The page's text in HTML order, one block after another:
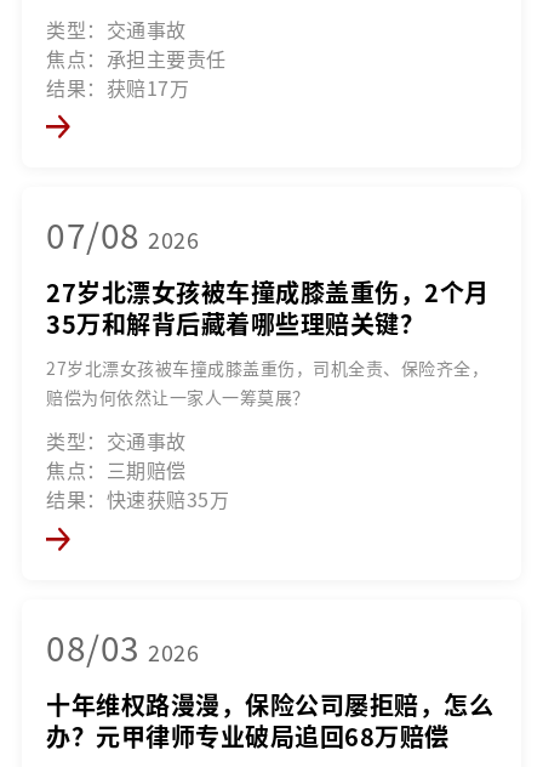
类型：交通事故
焦点：承担主要责任
结果：获赔17万
07/08 2026
27岁北漂女孩被车撞成膝盖重伤，2个月
35万和解背后藏着哪些理赔关键？
27岁北漂女孩被车撞成膝盖重伤，司机全责、保险齐全，
赔偿为何依然让一家人一筹莫展？
类型：交通事故
焦点：三期赔偿
结果：快速获赔35万
08/03 2026
十年维权路漫漫，保险公司屡拒赔，怎么
办？元甲律师专业破局追回68万赔偿